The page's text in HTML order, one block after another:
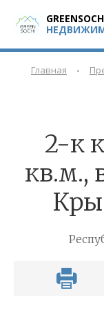
Главная -
2-к
кв.м.,